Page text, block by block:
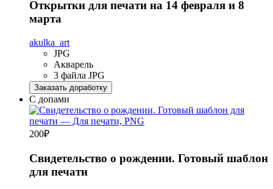
Открытки для печати на 14 февраля и 8
марта
akulka_art
JPG
Акварель
3 файла JPG
Заказать доработку
С допами
200₽
Свидетельство о рождении. Готовый шаблон
для печати